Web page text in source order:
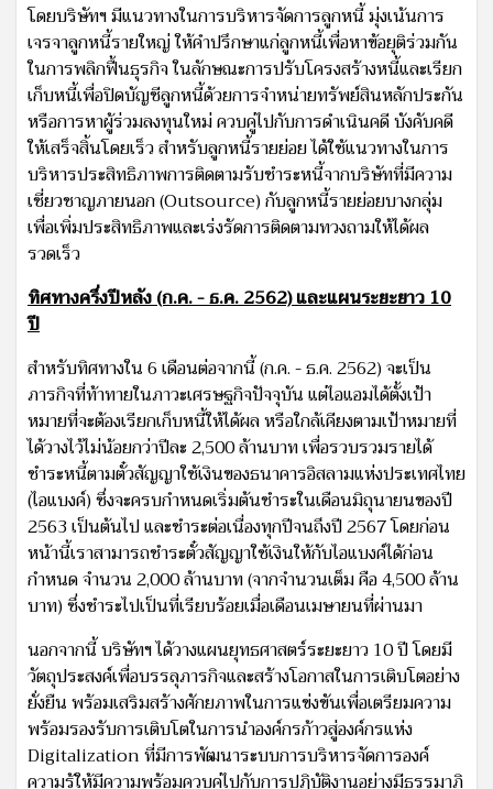
โดยบริษัทฯ มีแนวทางในการบริหารจัดการลูกหนี้ มุ่งเน้นการ
เจรจาลูกหนี้รายใหญ่ ให้คำปรึกษาแก่ลูกหนี้เพื่อหาข้อยุติร่วมกัน
ในการพลิกฟื้นธุรกิจ ในลักษณะการปรับโครงสร้างหนี้และเรียก
เก็บหนี้เพื่อปิดบัญชีลูกหนี้ด้วยการจำหน่ายทรัพย์สินหลักประกัน
หรือการหาผู้ร่วมลงทุนใหม่ ควบคู่ไปกับการดำเนินคดี บังคับคดี
ให้เสร็จสิ้นโดยเร็ว สำหรับลูกหนี้รายย่อย ได้ใช้แนวทางในการ
บริหารประสิทธิภาพการติดตามรับชำระหนี้จากบริษัทที่มีความ
เชี่ยวชาญภายนอก (Outsource) กับลูกหนี้รายย่อยบางกลุ่ม
เพื่อเพิ่มประสิทธิภาพและเร่งรัดการติดตามทวงถามให้ได้ผล
รวดเร็ว
ทิศทางครึ่งปีหลัง (ก.ค. - ธ.ค. 2562) และแผนระยะยาว 10
ปี
สำหรับทิศทางใน 6 เดือนต่อจากนี้ (ก.ค. - ธ.ค. 2562) จะเป็น
ภารกิจที่ท้าทายในภาวะเศรษฐกิจปัจจุบัน แต่ไอแอมได้ตั้งเป้า
หมายที่จะต้องเรียกเก็บหนี้ให้ได้ผล หรือใกล้เคียงตามเป้าหมายที่
ได้วางไว้ไม่น้อยกว่าปีละ 2,500 ล้านบาท เพื่อรวบรวมรายได้
ชำระหนี้ตามตั๋วสัญญาใช้เงินของธนาคารอิสลามแห่งประเทศไทย
(ไอแบงค์) ซึ่งจะครบกำหนดเริ่มต้นชำระในเดือนมิถุนายนของปี
2563 เป็นต้นไป และชำระต่อเนื่องทุกปีจนถึงปี 2567 โดยก่อน
หน้านี้เราสามารถชำระตั๋วสัญญาใช้เงินให้กับไอแบงค์ได้ก่อน
กำหนด จำนวน 2,000 ล้านบาท (จากจำนวนเต็ม คือ 4,500 ล้าน
บาท) ซึ่งชำระไปเป็นที่เรียบร้อยเมื่อเดือนเมษายนที่ผ่านมา
นอกจากนี้ บริษัทฯ ได้วางแผนยุทธศาสตร์ระยะยาว 10 ปี โดยมี
วัตถุประสงค์เพื่อบรรลุภารกิจและสร้างโอกาสในการเติบโตอย่าง
ยั่งยืน พร้อมเสริมสร้างศักยภาพในการแข่งขันเพื่อเตรียมความ
พร้อมรองรับการเติบโตในการนำองค์กรก้าวสู่องค์กรแห่ง
Digitalization ที่มีการพัฒนาระบบการบริหารจัดการองค์
ความรู้ให้มีความพร้อมควบคู่ไปกับการปฏิบัติงานอย่างมีธรรมาภิ